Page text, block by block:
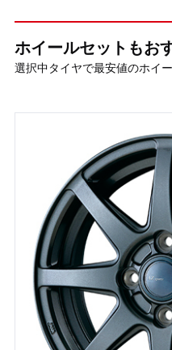
ホイールセットもお
選択中タイヤで最安値のホイ